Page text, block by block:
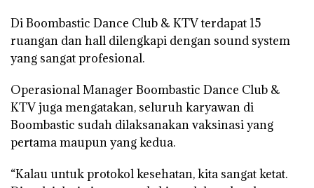
Di Boombastic Dance Club & KTV terdapat 15
ruangan dan hall dilengkapi dengan sound system
yang sangat profesional.
Operasional Manager Boombastic Dance Club &
KTV juga mengatakan, seluruh karyawan di
Boombastic sudah dilaksanakan vaksinasi yang
pertama maupun yang kedua.
“Kalau untuk protokol kesehatan, kita sangat ketat.